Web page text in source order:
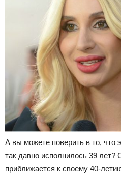
А вы можете поверить в то, что
так давно исполнилось 39
приближается к своему 40-